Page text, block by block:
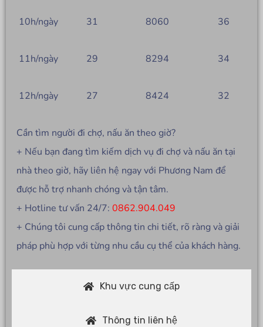
10h/ngày 31 8060 36
11h/ngày 29 8294 34
12h/ngày 27 8424 32
Cần tìm người đi chợ, nấu ăn theo giờ?
+ Nếu bạn đang tìm kiếm dịch vụ đi chợ và nấu ăn tại
nhà theo giờ, hãy liên hệ ngay với Phương Nam để
được hỗ trợ nhanh chóng và tận tâm.
+ Hotline tư vấn 24/7: 0862.904.049
+ Chúng tôi cung cấp thông tin chi tiết, rõ ràng và giải
pháp phù hợp với từng nhu cầu cụ thể của khách hàng.
Khu vực cung cấp
Thông tin liên hệ